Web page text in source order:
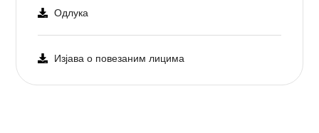
Одлука
Изјава о повезаним лицима